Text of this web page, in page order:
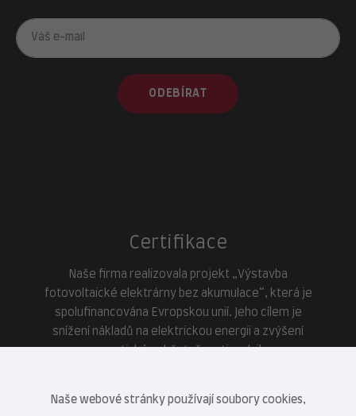
ODEBÍRAT
Certifikace
Naše firma realizovala projekt „Výstavba
fotovoltaické elektrárny bez akumulace“, která je
spolufinancována Evropskou unií. Jeho cílem je
snížení nákladů na elektrickou energii a zvýšení
Naše webové stránky používají soubory cookies,